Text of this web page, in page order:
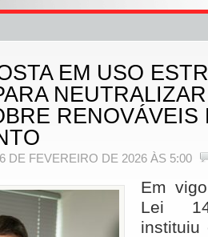
EM USO
RENOVÁVEIS
DE FEVEREIRO DE 2026 ÀS 5:00
Em
Lei
instituiu